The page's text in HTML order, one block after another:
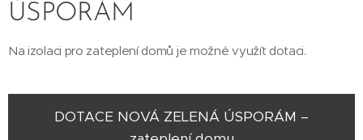
ÚSPORÁM
Na izolaci pro zateplení domů je možné využít dotaci.
DOTACE NOVÁ ZELENÁ ÚSPORÁM –